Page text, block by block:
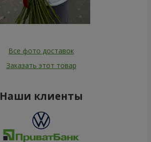
Все фото доставок
Заказать этот товар
Наши клиенты